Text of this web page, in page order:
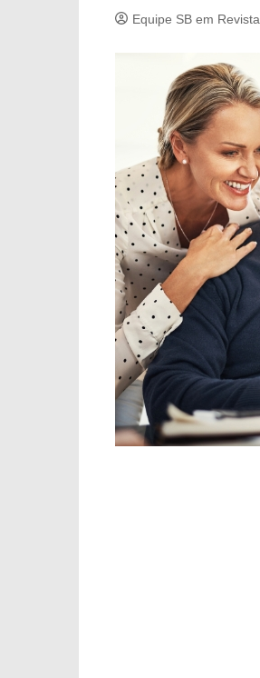
Equipe SB em Revista